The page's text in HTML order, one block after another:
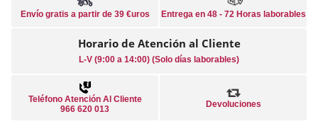
Envío gratis a partir de 39 €uros Entrega en 48 - 72 Horas laborables
Horario de Atención al Cliente
L-V (9:00 a 14:00) (Solo días laborables)
Teléfono Atención Al Cliente
966 620 013
Devoluciones